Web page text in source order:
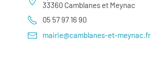
33360 Camblanes et Meynac
05 57 97 16 90
mairie@camblanes-et-meynac.fr